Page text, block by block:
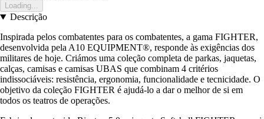
Loading...
Descrição
Inspirada pelos combatentes para os combatentes, a gama FIGHTER,
desenvolvida pela A10 EQUIPMENT®, responde às exigências dos
militares de hoje. Criámos uma coleção completa de parkas, jaquetas,
calças, camisas e camisas UBAS que combinam 4 critérios
indissociáveis: resistência, ergonomia, funcionalidade e tecnicidade. O
objetivo da coleção FIGHTER é ajudá-lo a dar o melhor de si em
todos os teatros de operações.